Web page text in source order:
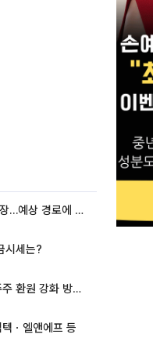
태풍 '돌핀' 이어 '찬홈' 등장…예상 경로에 한국 '한숨'
시세는?
삼성전자·SK하이닉스 “주주 환원 강화 방안 마련”
ㆍ엘앤에프 등